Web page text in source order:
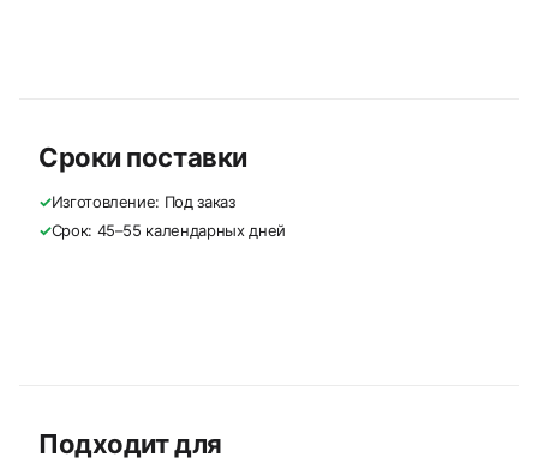
Сроки поставки
✓Изготовление: Под заказ
✓Срок: 45–55 календарных дней
Подходит для